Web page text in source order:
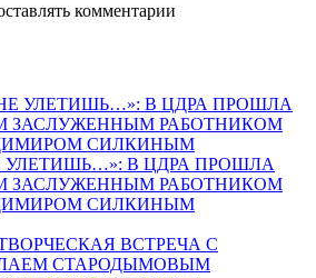
комментарии
УЛЕТИШЬ…»: В ЦДРА ПРОШЛА
ЗАСЛУЖЕННЫМ РАБОТНИКОМ
СИЛКИНЫМ